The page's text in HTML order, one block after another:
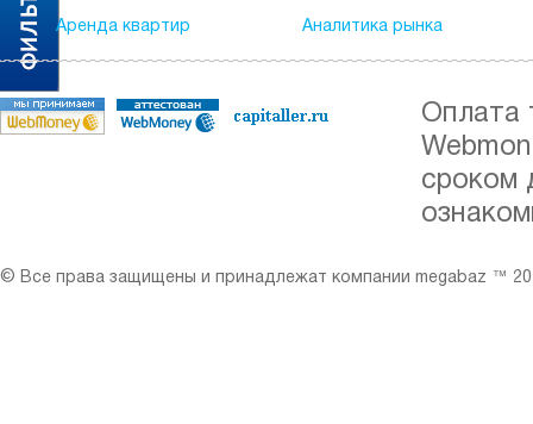
Аренда квартир Аналитика рынка
Оплата
сроком
© Все права защищены и принадлежат компании megabaz ™